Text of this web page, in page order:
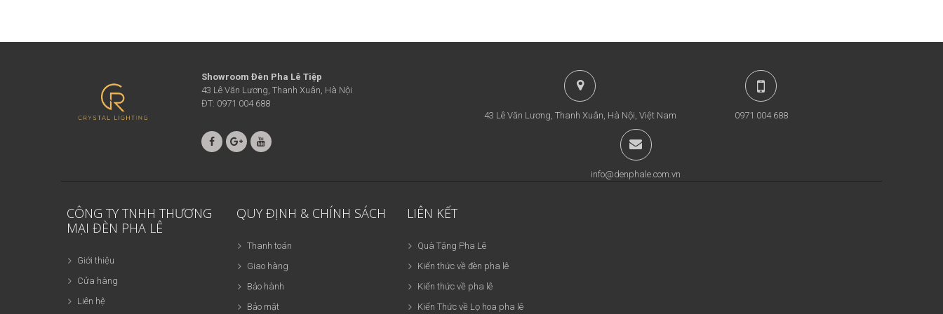
Showroom Đèn Pha Lê Tiệp
43 Lê Văn Lương, Thanh Xuân, Hà Nội
ĐT: 0971 004 688
43 Lê Văn Lương, Thanh Xuân, Hà Nội, Việt Nam
0971 004 688
info@denphale.com.vn
CÔNG TY TNHH THƯƠNG
MẠI ĐÈN PHA LÊ
Giới thiệu
Cửa hàng
Liên hệ
QUY ĐỊNH & CHÍNH SÁCH
Thanh toán
Giao hàng
Bảo hành
Bảo mật
LIÊN KẾT
Quà Tặng Pha Lê
Kiến thức về đèn pha lê
Kiến thức về pha lê
Kiến Thức về Lọ hoa pha lê